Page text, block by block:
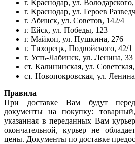
г. Краснодар, ул.
г. Краснодар, ул. Героев
г. Абинск, ул. Советов, 142/4
г. Ейск, ул. Победы, 123
г. Майкоп, ул. Пушкина, 276
г. Тихорецк, Подвойского, 42/1
г. Усть-Лабинск, ул. Ленина, 33
ст. Калининская, ул.
ст. Новопокровская, ул.
Правила
При доставке Вам будут
документы на покупку:
указанная в переданных Вам
окончательной, курьер не
цены. Документы по доставке